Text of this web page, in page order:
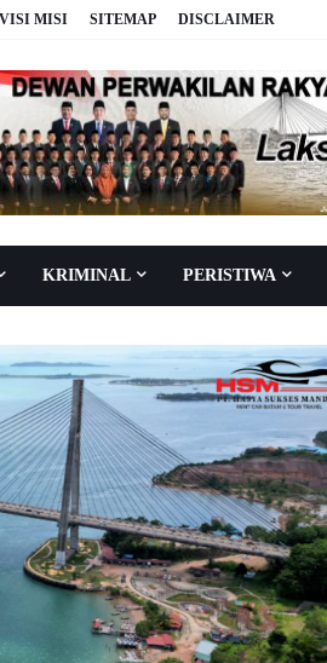
VISI MISI SITEMAP DISCLAIMER
KRIMINAL PERISTIWA